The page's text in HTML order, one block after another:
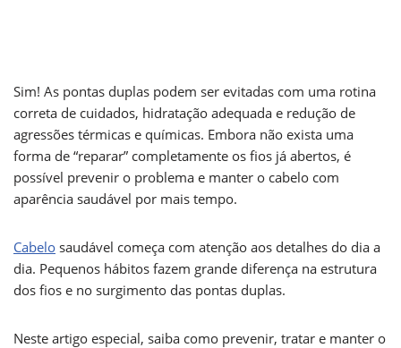
Sim! As pontas duplas podem ser evitadas com uma rotina
correta de cuidados, hidratação adequada e redução de
agressões térmicas e químicas. Embora não exista uma
forma de “reparar” completamente os fios já abertos, é
possível prevenir o problema e manter o cabelo com
aparência saudável por mais tempo.
Cabelo saudável começa com atenção aos detalhes do dia a
dia. Pequenos hábitos fazem grande diferença na estrutura
dos fios e no surgimento das pontas duplas.
Neste artigo especial, saiba como prevenir, tratar e manter o